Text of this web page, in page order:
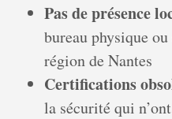
Pas de présence
bureau physique
région de Nantes
Certifications
la sécurité qui